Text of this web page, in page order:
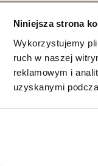
Niniejsza strona
Wykorzystujemy
ruch w naszej
reklamowym i
uzyskanymi
w wybranej strefie.
fronty
dobrze pasują
Nie konkurują z
gładkie fronty
szafek i
matowe